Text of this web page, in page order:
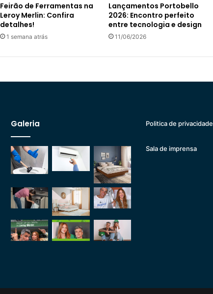
Feirão de Ferramentas na
Leroy Merlin: Confira
detalhes!
1 semana atrás
Lançamentos Portobello
2026: Encontro perfeito
entre tecnologia e design
11/06/2026
Galeria Politica de privacidade
Sala de imprensa